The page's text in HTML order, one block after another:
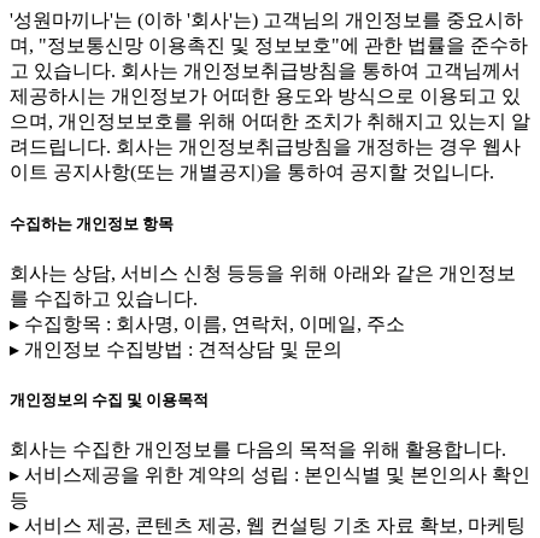
'성원마끼나'는 (이하 '회사'는) 고객님의 개인정보를 중요시하
며, "정보통신망 이용촉진 및 정보보호"에 관한 법률을 준수하
고 있습니다. 회사는 개인정보취급방침을 통하여 고객님께서
제공하시는 개인정보가 어떠한 용도와 방식으로 이용되고 있
으며, 개인정보보호를 위해 어떠한 조치가 취해지고 있는지 알
려드립니다. 회사는 개인정보취급방침을 개정하는 경우 웹사
이트 공지사항(또는 개별공지)을 통하여 공지할 것입니다.
수집하는 개인정보 항목
회사는 상담, 서비스 신청 등등을 위해 아래와 같은 개인정보
를 수집하고 있습니다.
▸ 수집항목 : 회사명, 이름, 연락처, 이메일, 주소
▸ 개인정보 수집방법 : 견적상담 및 문의
개인정보의 수집 및 이용목적
회사는 수집한 개인정보를 다음의 목적을 위해 활용합니다.
▸ 서비스제공을 위한 계약의 성립 : 본인식별 및 본인의사 확인
등
▸ 서비스 제공, 콘텐츠 제공, 웹 컨설팅 기초 자료 확보, 마케팅